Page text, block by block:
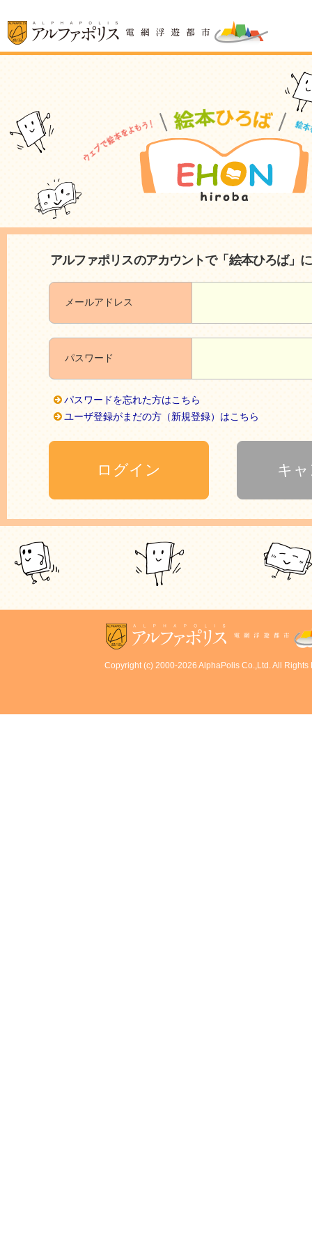
アルファポリスのアカウントで「絵本ひろば」
メールアドレス
パスワード
パスワードを忘れた方はこちら
ユーザ登録がまだの方（新規登録）はこちら
Copyright (c) 2000-2026 AlphaPolis Co.,Ltd. All Rights